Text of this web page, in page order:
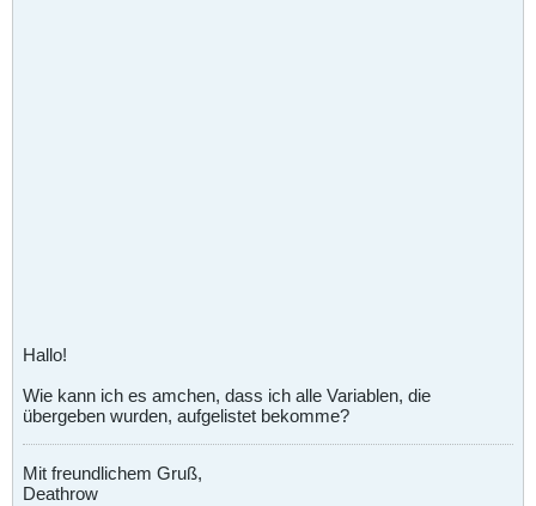
Hallo!
Wie kann ich es amchen, dass ich alle Variablen, die
übergeben wurden, aufgelistet bekomme?
Mit freundlichem Gruß,
Deathrow